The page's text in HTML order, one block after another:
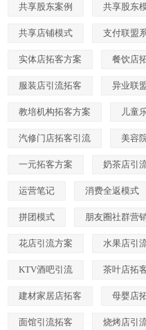
共享股东案例 共享股东
共享店铺模式 支付联盟
实体店拓客方案 餐饮店
服装店引流拓客 异业联
教培机构拓客方案 儿童
汽修门店拓客引流 美容
一元拓客方案 奶茶店引
运营笔记 消费全返模式
拼团模式 朋友圈社群营
花店引流方案 水果店引
KTV酒吧引流 茶叶店拓
建材家居店拓客 母婴店
面馆引流拓客 烧烤店引